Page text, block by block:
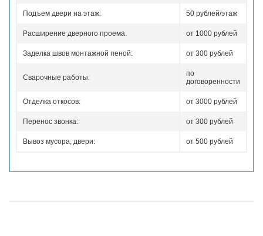
Подъем двери на этаж: 50 рублей/этаж
Расширение дверного проема: от 1000 рублей
Заделка швов монтажной пеной: от 300 рублей
Сварочные работы:
по
договоренности
Отделка откосов: от 3000 рублей
Перенос звонка: от 300 рублей
Вывоз мусора, двери: от 500 рублей